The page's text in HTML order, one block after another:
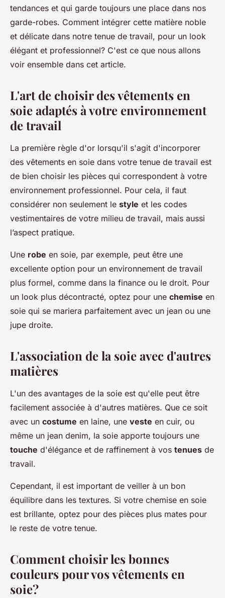
tendances et qui garde toujours une place dans nos
garde-robes. Comment intégrer cette matière noble
et délicate dans notre tenue de travail, pour un look
élégant et professionnel? C'est ce que nous allons
voir ensemble dans cet article.
L'art de choisir des vêtements en
soie adaptés à votre environnement
de travail
La première règle d'or lorsqu'il s'agit d'incorporer
des vêtements en soie dans votre tenue de travail est
de bien choisir les pièces qui correspondent à votre
environnement professionnel. Pour cela, il faut
considérer non seulement le style et les codes
vestimentaires de votre milieu de travail, mais aussi
l’aspect pratique.
Une robe en soie, par exemple, peut être une
excellente option pour un environnement de travail
plus formel, comme dans la finance ou le droit. Pour
un look plus décontracté, optez pour une chemise en
soie qui se mariera parfaitement avec un jean ou une
jupe droite.
L'association de la soie avec d'autres
matières
L'un des avantages de la soie est qu'elle peut être
facilement associée à d'autres matières. Que ce soit
avec un costume en laine, une veste en cuir, ou
même un jean denim, la soie apporte toujours une
touche d'élégance et de raffinement à vos tenues de
travail.
Cependant, il est important de veiller à un bon
équilibre dans les textures. Si votre chemise en soie
est brillante, optez pour des pièces plus mates pour
le reste de votre tenue.
Comment choisir les bonnes
couleurs pour vos vêtements en
soie?